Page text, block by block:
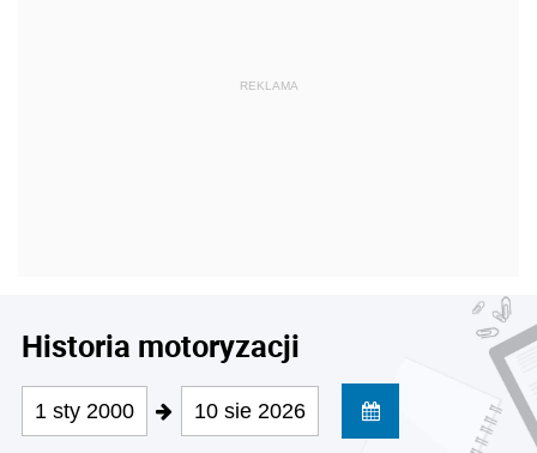
Historia motoryzacji
1 sty 2000 10 sie 2026